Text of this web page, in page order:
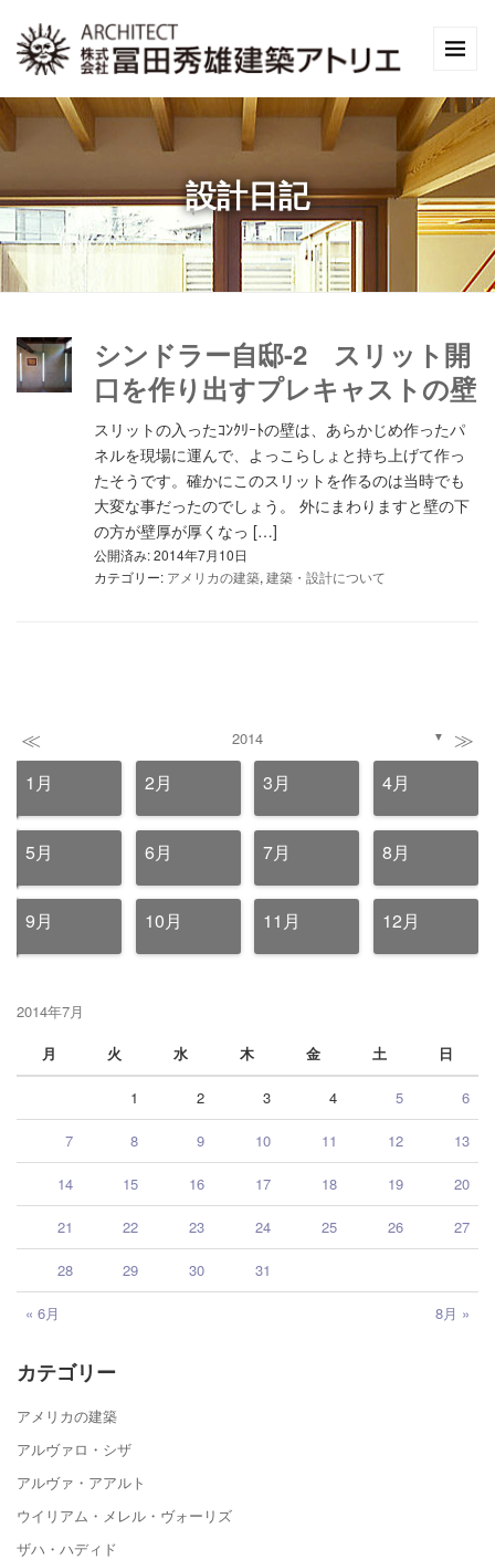
設計日記
シンドラー自邸-2 スリット開
口を作り出すプレキャストの壁
スリットの入ったｺﾝｸﾘｰﾄの壁は、あらかじめ作ったパ
ネルを現場に運んで、よっこらしょと持ち上げて作っ
たそうです。確かにこのスリットを作るのは当時でも
大変な事だったのでしょう。 外にまわりますと壁の下
の方が壁厚が厚くなっ […]
公開済み: 2014年7月10日
カテゴリー: アメリカの建築, 建築・設計について
≪ 2014 ▼ ≫
1月 2月 3月 4月
5月 6月 7月 8月
9月 10月 11月 12月
2014年7月
月
火 水 木 金 土 日
« 6月 8月 »
1 2 3 4 5 6
7 8 9 10 11 12 13
14 15 16 17 18 19 20
21 22 23 24 25 26 27
28 29 30 31
カテゴリー
アメリカの建築
アルヴァロ・シザ
アルヴァ・アアルト
ウイリアム・メレル・ヴォーリズ
ザハ・ハディド